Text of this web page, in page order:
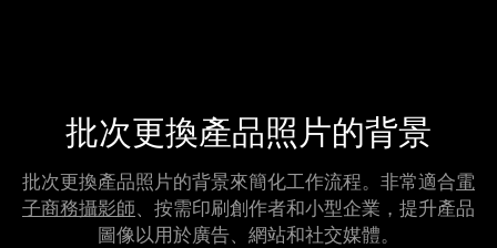
批次更換產品照片的背景
批次更換產品照片的背景來簡化工作流程。非常適合電
子商務攝影師、按需印刷創作者和小型企業，提升產品
圖像以用於廣告、網站和社交媒體。